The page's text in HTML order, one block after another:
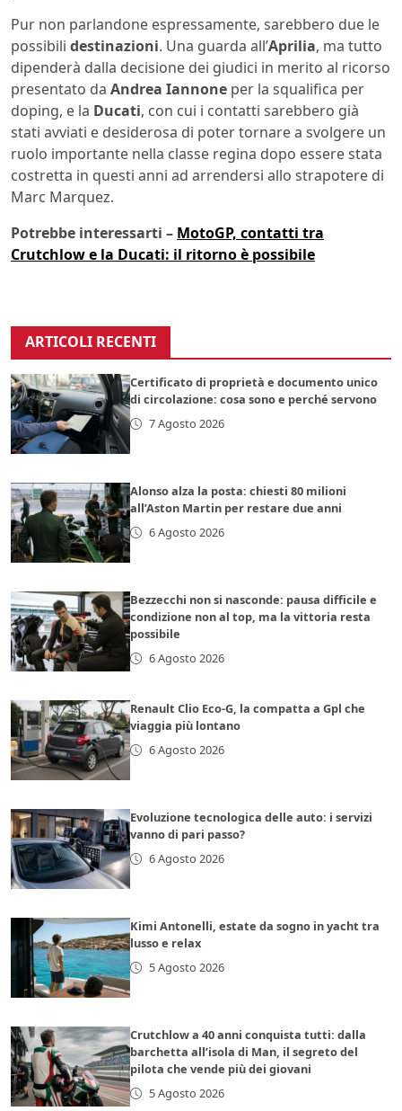
Pur non parlandone espressamente, sarebbero due le
possibili destinazioni. Una guarda all’Aprilia, ma tutto
dipenderà dalla decisione dei giudici in merito al ricorso
presentato da Andrea Iannone per la squalifica per
doping, e la Ducati, con cui i contatti sarebbero già
stati avviati e desiderosa di poter tornare a svolgere un
ruolo importante nella classe regina dopo essere stata
costretta in questi anni ad arrendersi allo strapotere di
Marc Marquez.
Potrebbe interessarti – MotoGP, contatti tra
Crutchlow e la Ducati: il ritorno è possibile
ARTICOLI RECENTI
Certificato di proprietà e documento unico
di circolazione: cosa sono e perché servono
7 Agosto 2026
Alonso alza la posta: chiesti 80 milioni
all’Aston Martin per restare due anni
6 Agosto 2026
Bezzecchi non si nasconde: pausa difficile e
condizione non al top, ma la vittoria resta
possibile
6 Agosto 2026
Renault Clio Eco-G, la compatta a Gpl che
viaggia più lontano
6 Agosto 2026
Evoluzione tecnologica delle auto: i servizi
vanno di pari passo?
6 Agosto 2026
Kimi Antonelli, estate da sogno in yacht tra
lusso e relax
5 Agosto 2026
Crutchlow a 40 anni conquista tutti: dalla
barchetta all’isola di Man, il segreto del
pilota che vende più dei giovani
5 Agosto 2026